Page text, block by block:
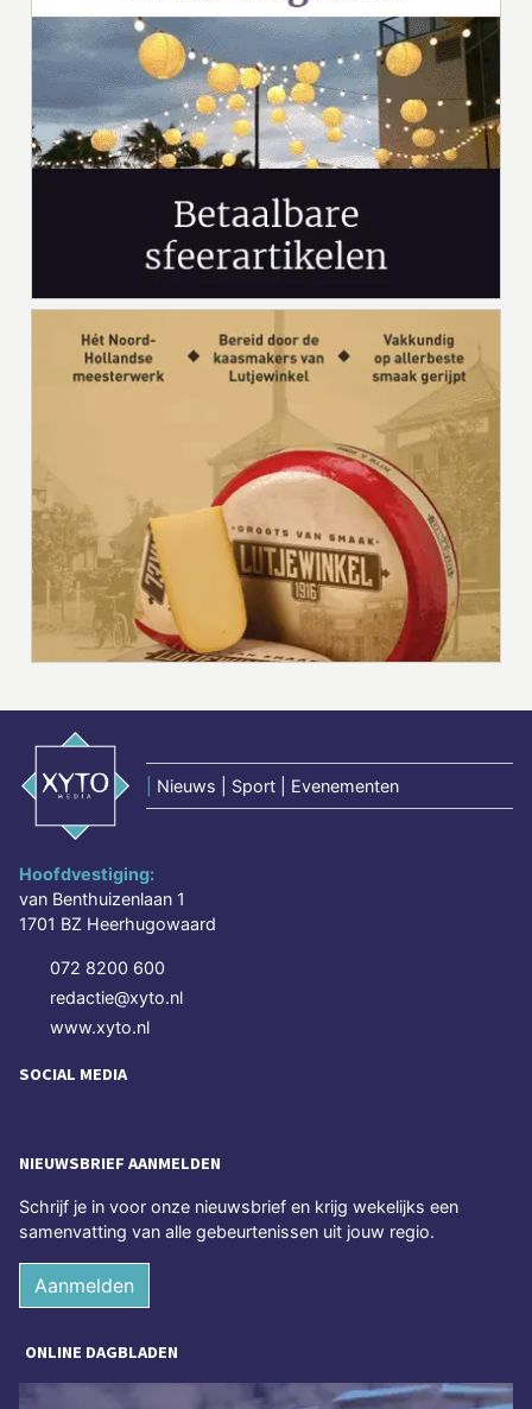
Nieuws | Sport | Evenementen
Hoofdvestiging:
van Benthuizenlaan 1
1701 BZ Heerhugowaard
072 8200 600
redactie@xyto.nl
www.xyto.nl
SOCIAL MEDIA
NIEUWSBRIEF AANMELDEN
Schrijf je in voor onze nieuwsbrief en krijg wekelijks een
samenvatting van alle gebeurtenissen uit jouw regio.
Aanmelden
ONLINE DAGBLADEN